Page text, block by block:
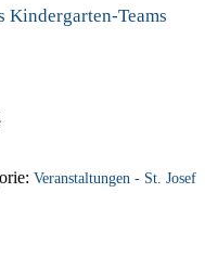
Kindergarten-Teams
Veranstaltungen - St. Josef